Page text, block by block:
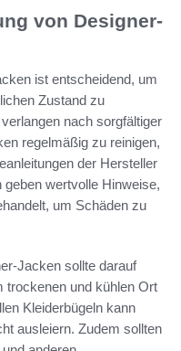
von Designer-
ist entscheidend, um
Zustand zu
nach sorgfältiger
regelmäßig zu reinigen,
der Hersteller
geben wertvolle Hinweise,
um Schäden zu
Jacken sollte darauf
trockenen und kühlen Ort
Kleiderbügeln kann
ausleiern. Zudem sollten